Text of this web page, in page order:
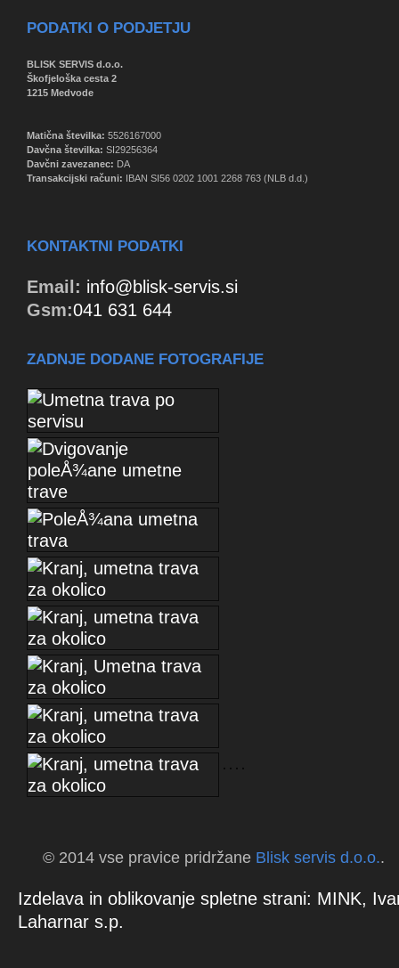
PODATKI O PODJETJU
BLISK SERVIS d.o.o.
Škofjeloška cesta 2
1215 Medvode
Matična številka: 5526167000
Davčna številka: SI29256364
Davčni zavezanec: DA
Transakcijski računi: IBAN SI56 0202 1001 2268 763 (NLB d.d.)
KONTAKTNI PODATKI
Email: info@blisk-servis.si
Gsm:041 631 644
ZADNJE DODANE FOTOGRAFIJE
© 2014 vse pravice pridržane Blisk servis d.o.o..
Izdelava in oblikovanje spletne strani: MINK,
Laharnar s.p.